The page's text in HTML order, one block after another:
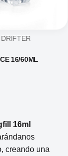
DRIFTER
16/60ML
16ml
creando una